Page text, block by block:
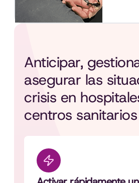
Anticipar,
asegurar las
crisis en
centros sanitarios